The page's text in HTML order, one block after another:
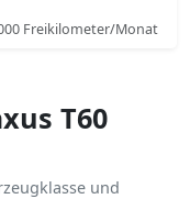
Freikilometer/Monat
T60
und